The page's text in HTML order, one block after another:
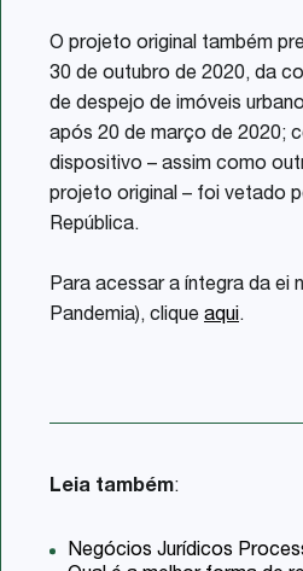
O projeto original também
30 de outubro de 2020, da
de despejo de imóveis
após 20 de março de 2020;
dispositivo – assim como
projeto original – foi vetado
República.
Para acessar a íntegra da ei
Pandemia), clique aqui.
Leia também:
Negócios Jurídicos